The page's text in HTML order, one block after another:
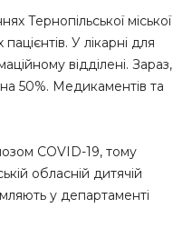
Тернопільської міської
У лікарні для
відділені. Зараз,
50%. Медикаментів та
COVID-19, тому
обласній дитячій
у департаменті